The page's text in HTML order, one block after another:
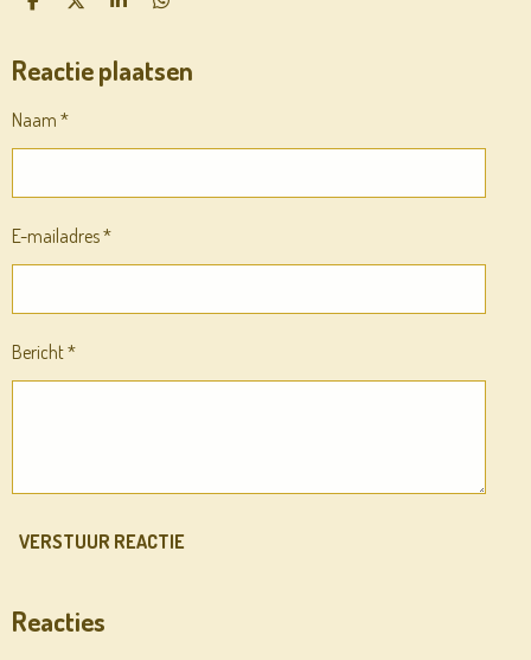
D
E
N
D
L
S
R
E
D
E
N
Reactie plaatsen
Naam *
E-mailadres *
Bericht *
VERSTUUR REACTIE
Reacties